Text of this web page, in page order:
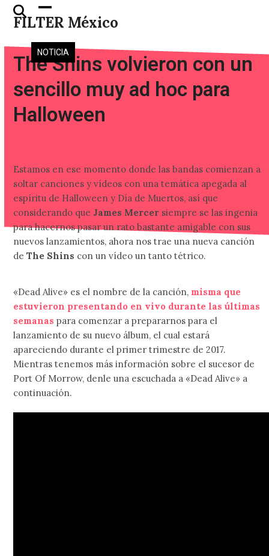
Skip
FILTER México
Open
mobile
menu
Close
mobile
menu
NOTICIA
The Shins volvieron con un
sencillo muy ad hoc para
Halloween
Estamos en ese momento donde las bandas comienzan a
soltar canciones y vídeos con una temática apegada al
espíritu de Halloween y Día de Muertos, así que
considerando que James Mercer siempre se las ingenia
para hacernos pasar un rato bastante amigable con sus
nuevos lanzamientos, ahora nos trae una nueva canción
deThe Shins con un vídeo un tanto tétrico.
«Dead Alive» es el nombre de la canción, misma que
estuvieron presentando en vivo durante las últimas
semanas para comenzar a prepararnos para el
lanzamiento de su nuevo álbum, el cual estará
apareciendo durante el primer trimestre de 2017.
Mientras tenemos más información sobre el sucesor de
Port Of Morrow, denle una escuchada a «Dead Alive» a
continuación.